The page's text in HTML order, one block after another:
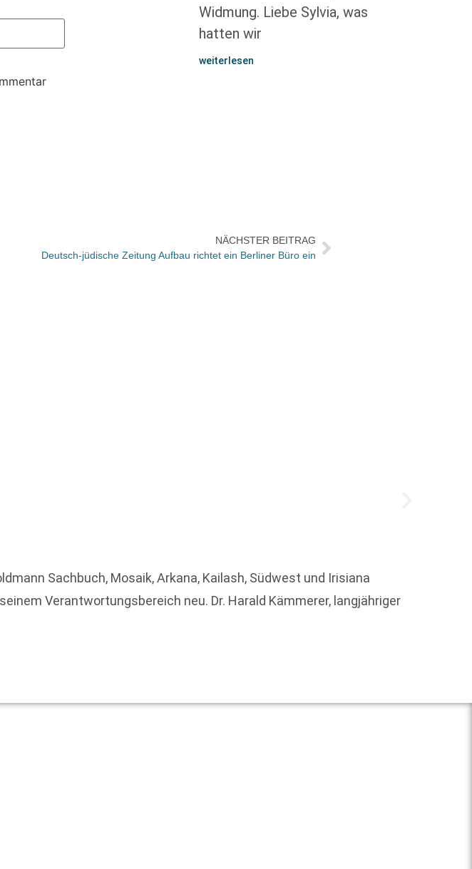
Widmung. Liebe Sylvia, was
hatten wir
weiterlesen
NÄCHSTER BEITRAG
Deutsch-jüdische Zeitung Aufbau richtet ein Berliner Büro ein
Sachbuch, Mosaik, Arkana, Kailash, Südwest und Irisiana
Verantwortungsbereich neu. Dr. Harald Kämmerer, langjähriger